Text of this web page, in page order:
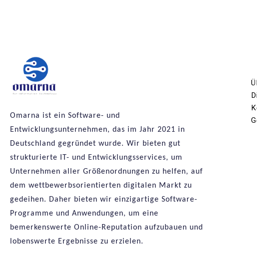
Omarna ist ein Software- und
Entwicklungsunternehmen, das im Jahr 2021 in
Deutschland gegründet wurde. Wir bieten gut
strukturierte IT- und Entwicklungsservices, um
Unternehmen aller Größenordnungen zu helfen, auf
dem wettbewerbsorientierten digitalen Markt zu
gedeihen. Daher bieten wir einzigartige Software-
Programme und Anwendungen, um eine
bemerkenswerte Online-Reputation aufzubauen und
lobenswerte Ergebnisse zu erzielen.